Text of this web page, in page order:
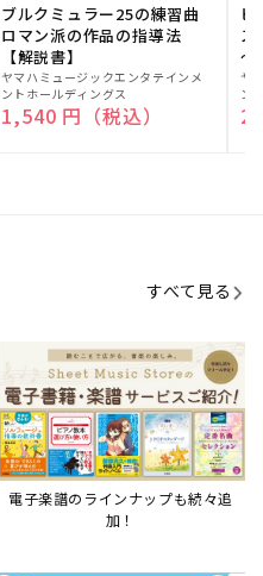
ブルクミュラー25の練習曲
ロマン派の作品の指導法
【解説書】
販
売
元:
ヤマハミュージックエンタテインメ
ントホールディングス
通常価格
1,540 円（税込）
ピ
ス
～
販
売
元:
ヤ
ン
すべて見る
電子楽譜のラインナップも続々追
加！